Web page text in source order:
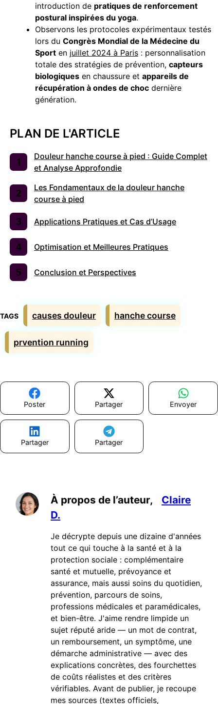
introduction de pratiques de renforcement
postural inspirées du yoga.
Observons les protocoles expérimentaux testés
lors du Congrès Mondial de la Médecine du
Sport en juillet 2024 à Paris : personnalisation
totale des stratégies de prévention, capteurs
biologiques en chaussure et appareils de
récupération à ondes de choc dernière
génération.
PLAN DE L'ARTICLE
Douleur hanche course à pied : Guide Complet
et Analyse Approfondie
Les Fondamentaux de la douleur hanche
course à pied
Applications Pratiques et Cas d’Usage
Optimisation et Meilleures Pratiques
Conclusion et Perspectives
Étiquettes
causes douleur hanche course
prvention running
Poster Partager Envoyer
Partager Partager
À propos de l’auteur,
Claire
D.
Je décrypte depuis une dizaine d'années
tout ce qui touche à la santé et à la
protection sociale : complémentaire
santé et mutuelle, prévoyance et
assurance, mais aussi soins du quotidien,
prévention, parcours de soins,
professions médicales et paramédicales,
et bien-être. J'aime rendre limpide un
sujet réputé aride — un mot de contrat,
un remboursement, un symptôme, une
démarche administrative — avec des
explications concrètes, des fourchettes
de coûts réalistes et des critères
vérifiables. Avant de publier, je recoupe
mes sources (textes officiels,